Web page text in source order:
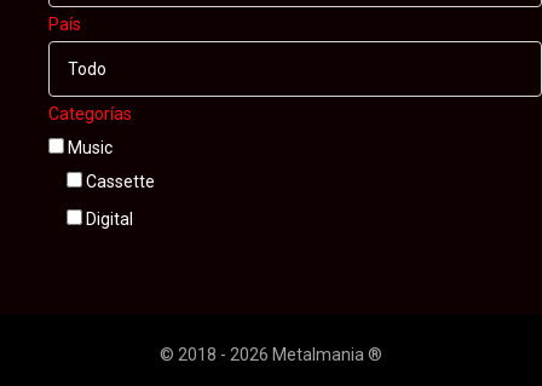
País
Todo
Categorías
Music
Cassette
Digital
© 2018 - 2026 Metalmania ®